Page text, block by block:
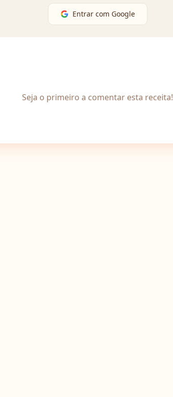
Entrar com Google
Seja o primeiro a comentar esta receita!